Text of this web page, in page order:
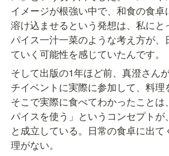
イメージが根強い中で、和食の食卓
溶け込ませるという発想は、私にと
パイス一汁一菜のような考え方が、
ていく可能性を感じていたんです。
そして出版の1年ほど前、真澄さん
チイベントに実際に参加して、料理
そこで実際に食べてわかったことは
パイスを使う」というコンセプトが
と成立している。日常の食卓に出
理がない。